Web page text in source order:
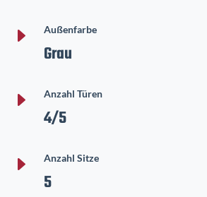
E Außenfarbe
Grau
E Anzahl Türen
4/5
E Anzahl Sitze
5